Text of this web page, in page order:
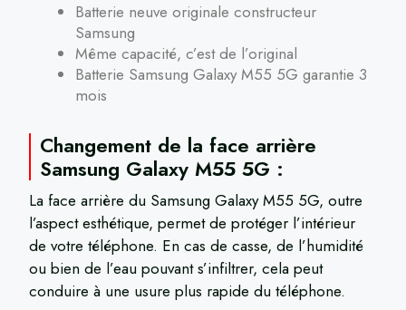
Batterie neuve originale constructeur
Samsung
Même capacité, c’est de l’original
Batterie Samsung Galaxy M55 5G garantie 3
mois
Changement de la face arrière
Samsung Galaxy M55 5G :
La face arrière du Samsung Galaxy M55 5G, outre
l’aspect esthétique, permet de protéger l’intérieur
de votre téléphone. En cas de casse, de l’humidité
ou bien de l’eau pouvant s’infiltrer, cela peut
conduire à une usure plus rapide du téléphone.